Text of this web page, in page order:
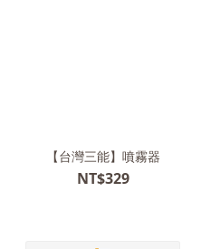
【台灣三能】噴霧器
NT$329